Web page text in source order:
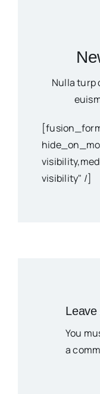
Nulla turp
visibility" /]
You
a